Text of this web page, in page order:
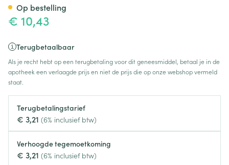
€ 10,43
Terugbetaalbaar
Als je recht hebt op een terugbetaling voor dit geneesmiddel, betaal je in de
apotheek een verlaagde prijs en niet de prijs die op onze webshop vermeld
staat.
Terugbetalingstarief
€ 3,21 (6% inclusief btw)
Verhoogde tegemoetkoming
€ 3,21 (6% inclusief btw)
Op bestelling